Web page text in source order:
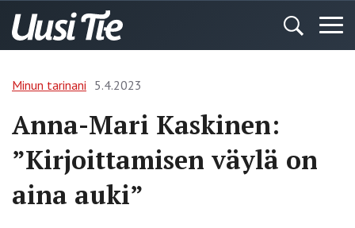
Minun tarinani 5.4.2023
Anna-Mari Kaskinen:
”Kirjoittamisen väylä on
aina auki”